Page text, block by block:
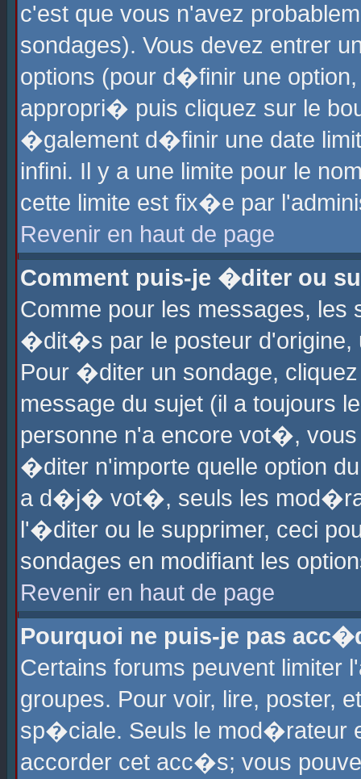
c'est que vous n'avez
sondages). Vous devez entrer
options (pour d�finir une
appropri� puis cliquez sur le
�galement d�finir une date
infini. Il y a une limite pour le
cette limite est fix�e par
Revenir en haut de page
Comment puis-je �diter ou
Comme pour les messages,
�dit�s par le posteur d'origine,
Pour �diter un sondage,
message du sujet (il a toujours
personne n'a encore vot�,
�diter n'importe quelle option
a d�j� vot�, seuls les
l'�diter ou le supprimer, ceci
sondages en modifiant les
Revenir en haut de page
Pourquoi ne puis-je pas
Certains forums peuvent
groupes. Pour voir, lire, poster,
sp�ciale. Seuls le mod�rateur
accorder cet acc�s; vous